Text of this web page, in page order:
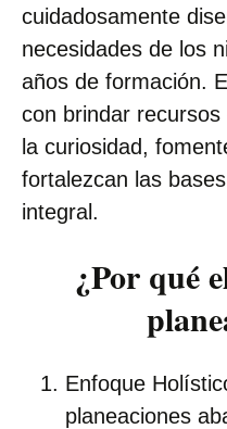
cuidadosamente
necesidades de los
años de formación.
con brindar
la curiosidad,
fortalezcan las
integral.
¿Por qué
Enfoque
planeaciones